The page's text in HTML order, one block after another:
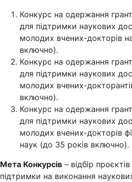
Конкурс на одержання
для підтримки наукових
молодих вчених-докторів
включно).
Конкурс на одержання
для підтримки наукових
молодих вчених-
включно).
Конкурс на одержання
для підтримки наукових
молодих вчених-докторів
наук (до 35 років включно).
Мета Конкурсів – відбір
підтримки на виконання